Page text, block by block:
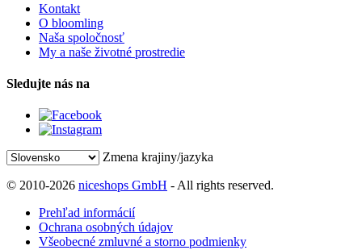
Kontakt
O bloomling
Naša spoločnosť
My a naše životné prostredie
Sledujte nás na
Zmena krajiny/jazyka
© 2010-2026 niceshops GmbH - All rights reserved.
Prehľad informácií
Ochrana osobných údajov
Všeobecné zmluvné a storno podmienky